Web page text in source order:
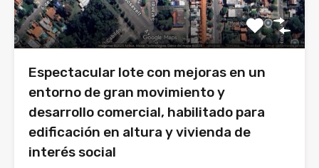
Espectacular lote con mejoras en un
entorno de gran movimiento y
desarrollo comercial, habilitado para
edificación en altura y vivienda de
interés social